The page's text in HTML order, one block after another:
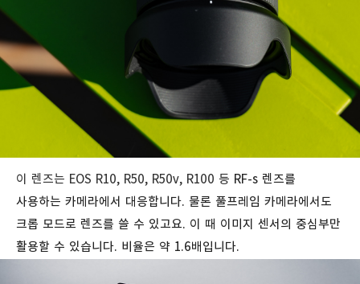
이 렌즈는 EOS R10, R50, R50v, R100 등 RF-s 렌즈를
사용하는 카메라에서 대응합니다. 물론 풀프레임 카메라에서도
크롭 모드로 렌즈를 쓸 수 있고요. 이 때 이미지 센서의 중심부만
활용할 수 있습니다. 비율은 약 1.6배입니다.